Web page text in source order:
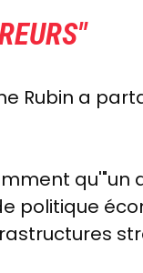
Rubin a
politique